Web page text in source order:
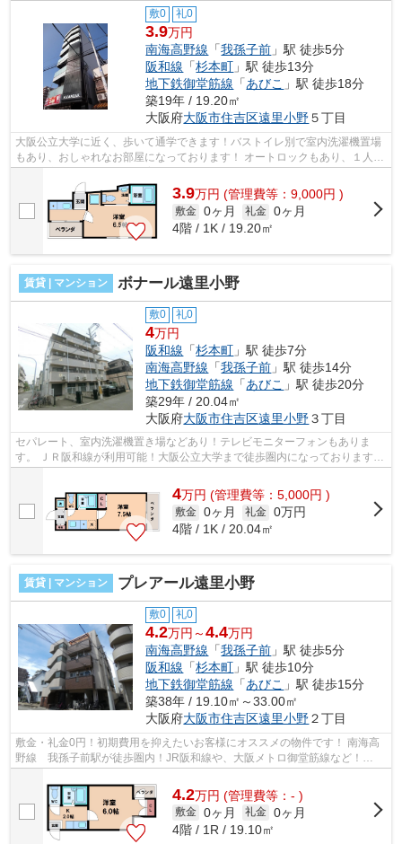
敷0 礼0
3.9万円
南海高野線 「我孫子前 」駅 徒歩5分
阪和線 「杉本町 」駅 徒歩13分
地下鉄御堂筋線 「あびこ 」駅 徒歩18分
築19年 / 19.20㎡
大阪府大阪市住吉区遠里小野５丁目
大阪公立大学に近く、歩いて通学できます！バストイレ別で室内洗濯機置場
もあり、おしゃれなお部屋になっております！ オートロックもあり、１人暮
らしも安心です！ペット飼育も可能...
3.9万円 (管理費等：9,000円 )
敷金 0ヶ月 礼金 0ヶ月
4階 / 1K / 19.20㎡
賃貸 | マンション ボナール遠里小野
敷0 礼0
4万円
阪和線 「杉本町 」駅 徒歩7分
南海高野線 「我孫子前 」駅 徒歩14分
地下鉄御堂筋線 「あびこ 」駅 徒歩20分
築29年 / 20.04㎡
大阪府大阪市住吉区遠里小野３丁目
セパレート、室内洗濯機置き場などあり！テレビモニターフォンもありま
す。 ＪＲ阪和線が利用可能！大阪公立大学まで徒歩圏内になっております。
■□■□■□■□■□■□■□■□■□■□■□■□■□■□■□■□■...
4万円 (管理費等：5,000円 )
敷金 0ヶ月 礼金 0万円
4階 / 1K / 20.04㎡
賃貸 | マンション プレアール遠里小野
敷0 礼0
4.2万円～4.4万円
南海高野線 「我孫子前 」駅 徒歩5分
阪和線 「杉本町 」駅 徒歩10分
地下鉄御堂筋線 「あびこ 」駅 徒歩15分
築38年 / 19.10㎡～33.00㎡
大阪府大阪市住吉区遠里小野２丁目
敷金・礼金0円！初期費用を抑えたいお客様にオススメの物件です！ 南海高
野線 我孫子前駅が徒歩圏内！JR阪和線や、大阪メトロ御堂筋線など！
■□■□■□■□■□■□■□■□■□■□■□■□■□■□■□■□■□■□...
4.2万円 (管理費等：- )
敷金 0ヶ月 礼金 0ヶ月
4階 / 1R / 19.10㎡